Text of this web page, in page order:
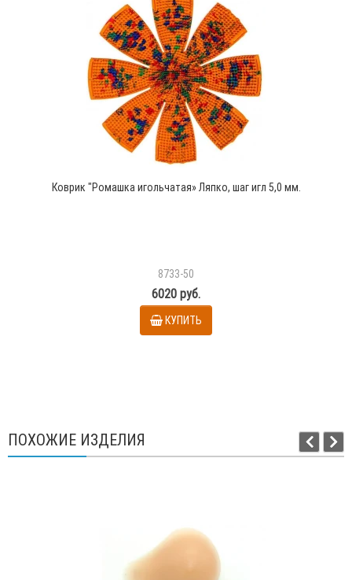
Коврик "Ромашка игольчатая» Ляпко, шаг игл 5,0 мм.
8733-50
6020 руб.
КУПИТЬ
ПОХОЖИЕ ИЗДЕЛИЯ